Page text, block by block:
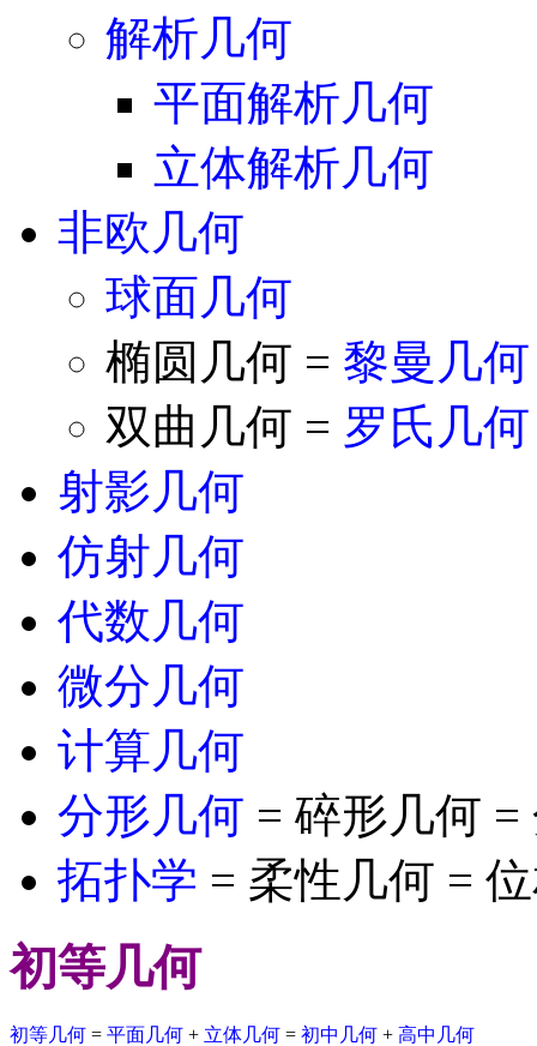
解析几何
平面解析几何
立体解析几何
非欧几何
球面几何
椭圆几何 = 黎曼几何
双曲几何 = 罗氏几何
射影几何
仿射几何
代数几何
微分几何
计算几何
分形几何 = 碎形几何
拓扑学 = 柔性几何 =
初等几何
初等几何 = 平面几何 + 立体几何 = 初中几何 + 高中几何